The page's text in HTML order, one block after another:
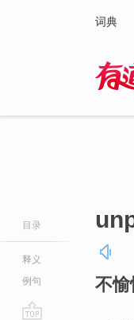
词典
目录
释义
例句
不